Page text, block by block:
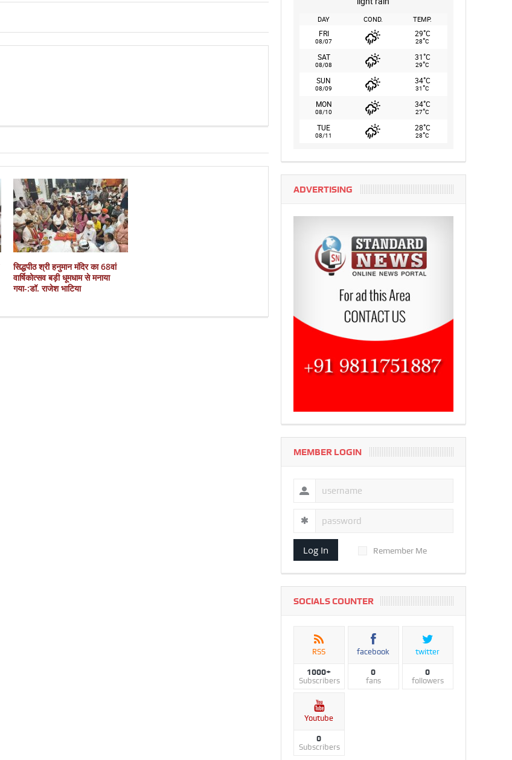
सिद्धपीठ श्री हनुमान मंदिर का 68वां
वार्षिकोत्सव बड़ी धूमधाम से मनाया
गया-:डॉ. राजेश भाटिया
DAY COND. TEMP.
FRI
08/07
29°C
28°C
SAT
08/08
31°C
29°C
SUN
08/09
34°C
31°C
MON
08/10
34°C
27°C
TUE
08/11
28°C
28°C
ADVERTISING
MEMBER LOGIN
Log In Remember Me
SOCIALS COUNTER
RSS
1000+
Subscribers
facebook
0
fans
twitter
0
followers
Youtube
0
Subscribers